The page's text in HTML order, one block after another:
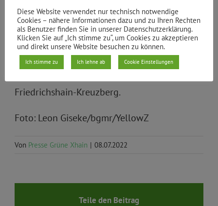
ist ein Erfolg für unseren Bezirk, ein Beitrag
zu Klimaschutz und Entsiegelung und ein
Gewinn für die Lebensqualität der
Xhainer*innen“, kommentiert Pascal Striebel,
Friedrichshain-Kreuzberg.
Foto: Leon Giseke/bgmr/YellowZ
Von Presse Grüne Xhain | 08.07.2022
Teile den Beitrag
Diese Website verwendet nur technisch notwendige
Cookies – nähere Informationen dazu und zu Ihren Rechten
als Benutzer finden Sie in unserer Datenschutzerklärung.
Klicken Sie auf „Ich stimme zu“, um Cookies zu akzeptieren
und direkt unsere Website besuchen zu können.
Ich stimme zu Ich lehne ab Cookie Einstellungen